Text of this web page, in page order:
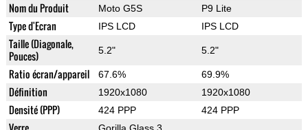
Nom du Produit Moto G5S P9 Lite
Type d'Ecran IPS LCD IPS LCD
Taille (Diagonale,
Pouces)
5.2" 5.2"
Ratio écran/appareil 67.6% 69.9%
Définition 1920x1080 1920x1080
Densité (PPP) 424 PPP 424 PPP